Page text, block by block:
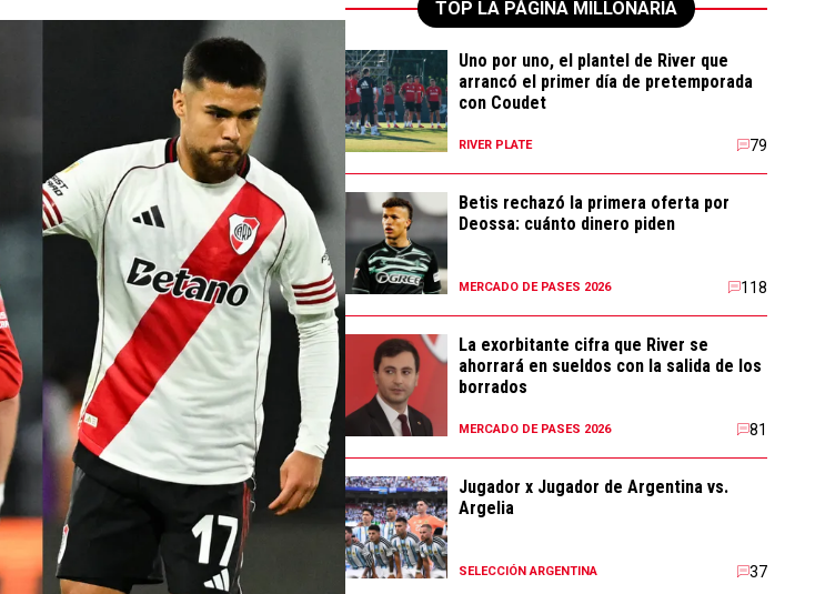
TOP LA PÁGINA MILLONARIA
Uno por uno, el plantel de River que
arrancó el primer día de pretemporada
con Coudet
RIVER PLATE 79
Betis rechazó la primera oferta por
Deossa: cuánto dinero piden
MERCADO DE PASES 2026 118
La exorbitante cifra que River se
ahorrará en sueldos con la salida de los
borrados
MERCADO DE PASES 2026 81
Jugador x Jugador de Argentina vs.
Argelia
SELECCIÓN ARGENTINA 37